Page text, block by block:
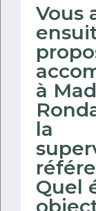
Vous
à
la
Quel